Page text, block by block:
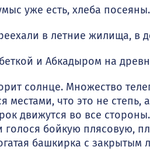
уже есть, хлеба посеяны.
в летние жилища, в
и Абкадыром на
солнце. Множество
что это не степь,
движутся во все
бойкую плясовую,
башкирка с